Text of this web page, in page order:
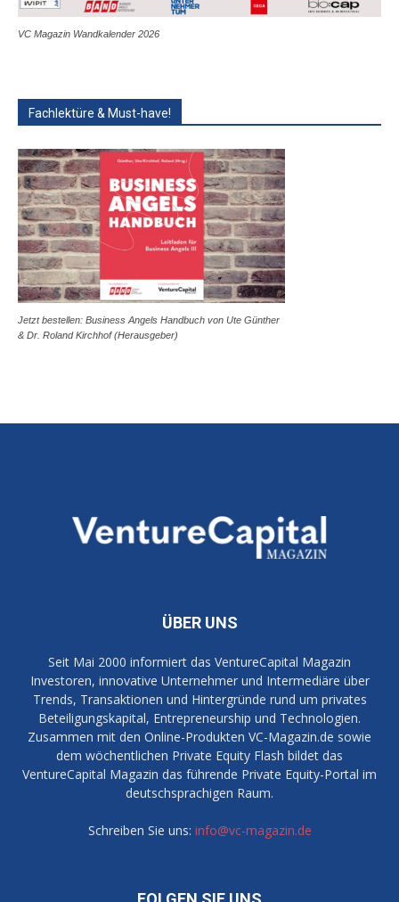
VC Magazin Wandkalender 2026
Fachlektüre & Must-have!
Jetzt bestellen: Business Angels Handbuch von Ute Günther
& Dr. Roland Kirchhof (Herausgeber)
ÜBER UNS
Seit Mai 2000 informiert das VentureCapital Magazin
Investoren, innovative Unternehmer und Intermediäre über
Trends, Transaktionen und Hintergründe rund um privates
Beteiligungskapital, Entrepreneurship und Technologien.
Zusammen mit den Online-Produkten VC-Magazin.de sowie
dem wöchentlichen Private Equity Flash bildet das
VentureCapital Magazin das führende Private Equity-Portal im
deutschsprachigen Raum.
Schreiben Sie uns: info@vc-magazin.de